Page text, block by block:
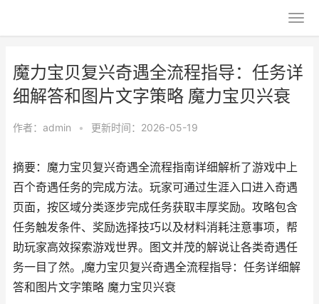
魔力宝贝复兴奇遇全流程指导：任务详
细解答和图片文字策略 魔力宝贝兴衰
作者： admin • 更新时间：2026-05-19
摘要：魔力宝贝复兴奇遇全流程指南详细解析了游戏中上
百个奇遇任务的完成方法。玩家可通过生涯入口进入奇遇
页面，按区域分类逐步完成任务获取丰厚奖励。攻略包含
任务触发条件、奖励选择技巧以及材料消耗注意事项，帮
助玩家高效探索游戏世界。图文并茂的解说让各类奇遇任
务一目了然。,魔力宝贝复兴奇遇全流程指导：任务详细解
答和图片文字策略 魔力宝贝兴衰